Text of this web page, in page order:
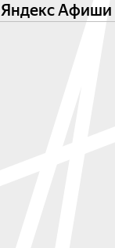
Яндекс Афиши